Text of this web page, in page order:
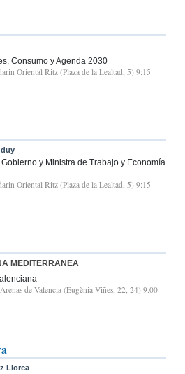
Consumo y Agenda 2030
Oriental Ritz (Plaza de la Lealtad, 5) 9:15
y Ministra de Trabajo y Economía
Oriental Ritz (Plaza de la Lealtad, 5) 9:15
MEDITERRANEA
de Valencia (Eugènia Viñes, 22, 24) 9.00
Llorca